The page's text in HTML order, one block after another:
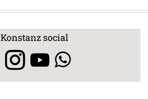
Konstanz social